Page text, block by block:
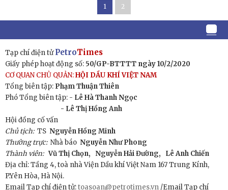
1 2
Tạp chí điện tửPetroTimes
Giấy phép hoạt động số: 50/GP-BTTTT ngày 10/2/2020
CƠ QUAN CHỦ QUẢN:HỘI DẦU KHÍ VIỆT NAM
Tổng biên tập: Phạm Thuận Thiên
Phó Tổng biên tập: - Lê Hà Thanh Ngọc
- Lê Thị Hồng Anh
Hội đồng cố vấn
Chủ tịch:TS Nguyễn Hồng Minh
Thường trực: Nhà báo Nguyễn Như Phong
Thành viên: Vũ Thị Chọn, Nguyễn Hải Đường,
Lê Anh Chiến
Địa chỉ: Tầng 4, toà nhà Viện Dầu khí Việt Nam 167 Trung Kính,
P.Yên Hòa, Hà Nội.
Email Tạp chí điện tử:toasoan@petrotimes.vn /Email Tạp chí